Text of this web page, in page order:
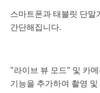
스마트폰과 태블릿 단말
간단해집니다.
"라이브 뷰 모드" 및 카
기능을 추가하여 촬영